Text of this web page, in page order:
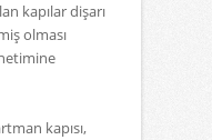
kapılar dişarı
olması
kapısı,